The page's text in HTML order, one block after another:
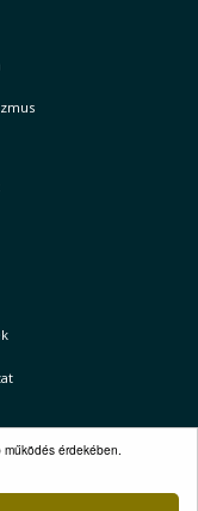
működés érdekében.